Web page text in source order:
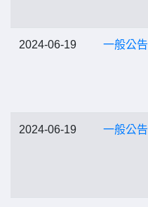
2024-06-19 一般公告
2024-06-19 一般公告